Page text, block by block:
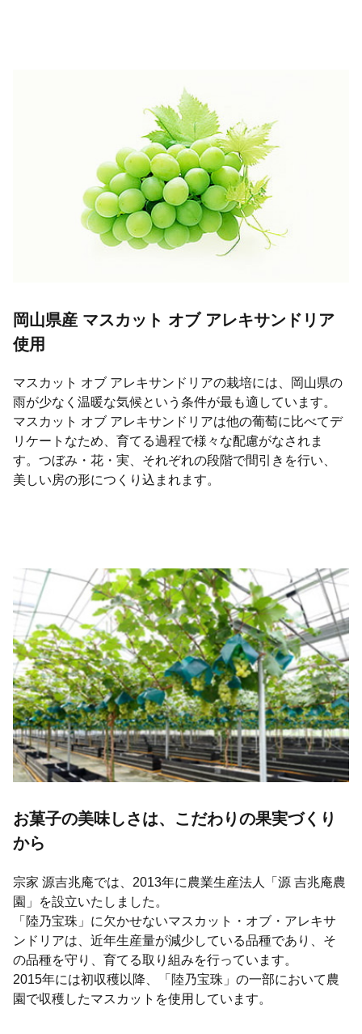
岡山県産 マスカット オブ アレキサンドリア
使用
マスカット オブ アレキサンドリアの栽培には、岡山県の
雨が少なく温暖な気候という条件が最も適しています。
マスカット オブ アレキサンドリアは他の葡萄に比べてデ
リケートなため、育てる過程で様々な配慮がなされま
す。つぼみ・花・実、それぞれの段階で間引きを行い、
美しい房の形につくり込まれます。
お菓子の美味しさは、こだわりの果実づくり
から
宗家 源吉兆庵では、2013年に農業生産法人「源 吉兆庵農
園」を設立いたしました。
「陸乃宝珠」に欠かせないマスカット・オブ・アレキサ
ンドリアは、近年生産量が減少している品種であり、そ
の品種を守り、育てる取り組みを行っています。
2015年には初収穫以降、「陸乃宝珠」の一部において農
園で収穫したマスカットを使用しています。